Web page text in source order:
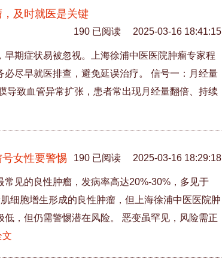
及时就医是关键
190 已阅读 2025-03-16 18:41:15
早期症状易被忽视。上海徐浦中医医院肿瘤专家程
尽早就医排查，避免延误治疗。 信号一：月经量
导致血管异常扩张，患者常出现月经量翻倍、持续
女性要警惕 190 已阅读 2025-03-16 18:29:18
常见的良性肿瘤，发病率高达20%-30%，多见于
细胞增生形成的良性肿瘤，但上海徐浦中医医院肿
，但仍需警惕潜在风险。 恶变虽罕见，风险需正
文